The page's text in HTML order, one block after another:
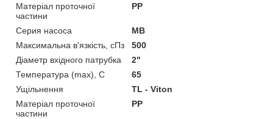
Матеріал проточної
частини
PP
Серия насоса
MB
Максимальна в'язкість, сПз
500
Діаметр вхідного патрубка
2"
Температура (max), С
65
Ущільнення
TL - Viton
Матеріал проточної
частини
PP